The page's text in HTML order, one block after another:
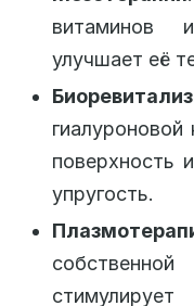
витаминов
улучшает её
поверхность
упругость.